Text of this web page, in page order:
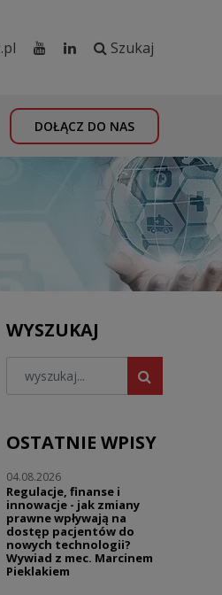
Szukaj
DOŁĄCZ DO NAS
WYSZUKAJ
OSTATNIE WPISY
04.08.2026
Regulacje, finanse i
innowacje - jak zmiany
prawne wpływają na
dostęp pacjentów do
nowych technologii?
Wywiad z mec. Marcinem
Pieklakiem